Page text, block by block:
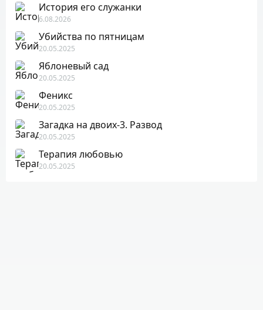
История его служанки
6.08.2026
Убийства по пятницам
20.05.2025
Яблоневый сад
20.05.2025
Феникс
20.05.2025
Загадка на двоих-3. Развод
20.05.2025
Терапия любовью
20.05.2025